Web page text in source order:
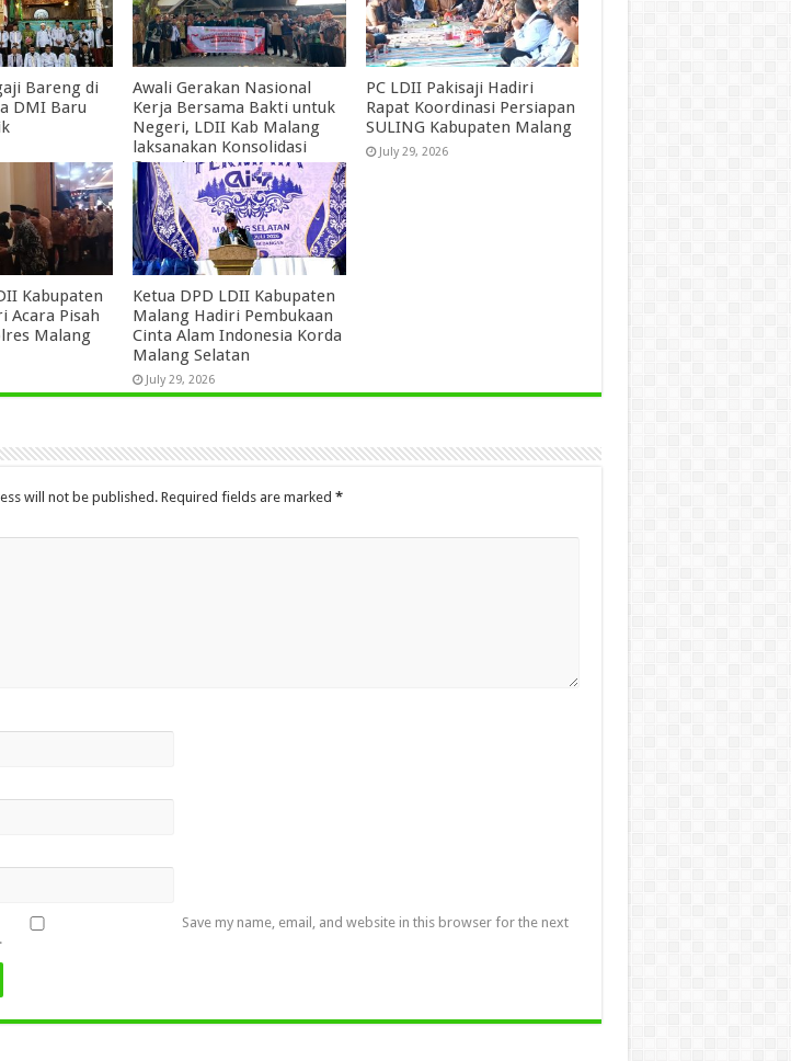
Bareng di
DMI Baru
Awali Gerakan Nasional
Kerja Bersama Bakti untuk
Negeri, LDII Kab Malang
laksanakan Konsolidasi
Organisasi
August 3, 2026
PC LDII Pakisaji Hadiri
Rapat Koordinasi Persiapan
SULING Kabupaten Malang
July 29, 2026
Kabupaten
Acara Pisah
Malang
Ketua DPD LDII Kabupaten
Malang Hadiri Pembukaan
Cinta Alam Indonesia Korda
Malang Selatan
July 29, 2026
will not be published. Required fields are marked *
Save my name, email, and website in this browser for the next